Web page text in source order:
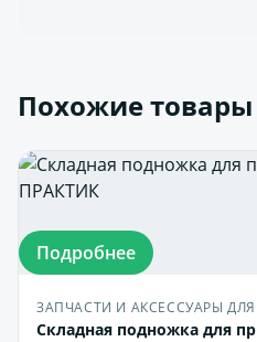
Похожие товары
Подробнее
ЗАПЧАСТИ И АКСЕССУАРЫ
Складная подножка для